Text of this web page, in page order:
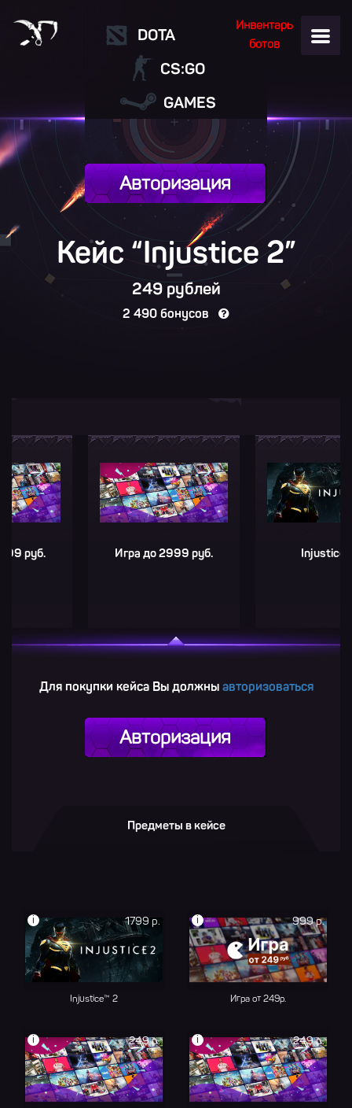
Инвентарь
ботов
DOTA
CS:GO
GAMES
Авторизация
Кейс “Injustice2”
249 рублей
2 490 бонусов
Игра до 2999 руб. Injustice™ 2
Для покупки кейса Вы должны авторизоваться
Авторизация
Предметы в кейсе
1799 р.
i
Injustice™ 2
999 р.
i
Игра от 249р.
249 р.
i 249 р.
i